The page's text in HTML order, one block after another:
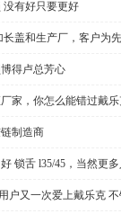
没有好只要更好
长盖和生产厂，客户为先
得卢总芳心
家，你怎么能错过戴
制造商
锁舌 l35/45，当然更
户又一次爱上戴乐克